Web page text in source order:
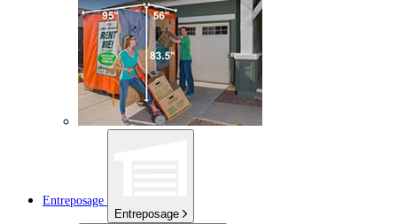
Entreposage
Entreposage